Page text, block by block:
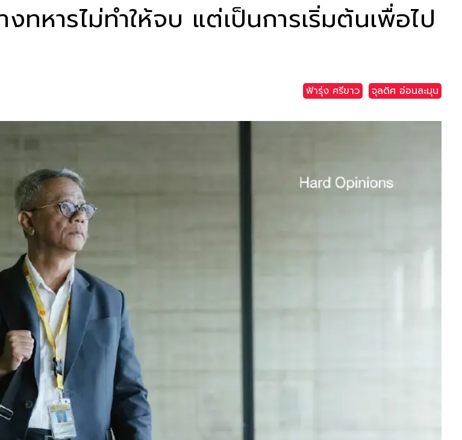
หารไม่ทำให้จบ แต่เป็นการเริ่มต้นเพื่อไป
ฟ้ารุ่ง ศรีขาว จุลดิศ อ่อนละมุน